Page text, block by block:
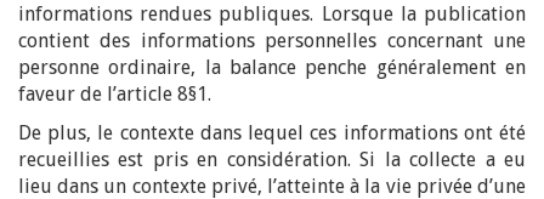
informations rendues publiques. Lorsque la publication
contient des informations personnelles concernant une
personne ordinaire, la balance penche généralement en
faveur de l’article 8§1.
De plus, le contexte dans lequel ces informations ont été
recueillies est pris en considération. Si la collecte a eu
lieu dans un contexte privé, l’atteinte à la vie privée d’une